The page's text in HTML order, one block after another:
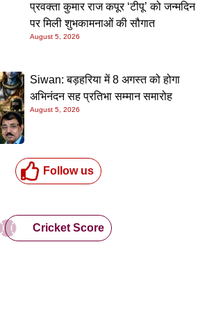
प्रवक्ता कुमार राज कपूर ‘टीपू’ को जन्मदिन
पर मिली शुभकामनाओं की सौगात
August 5, 2026
Siwan: बड़हरिया में 8 अगस्त को होगा
अभिनंदन सह प्रतिभा सम्मान समारोह
August 5, 2026
Follow us
Cricket Score